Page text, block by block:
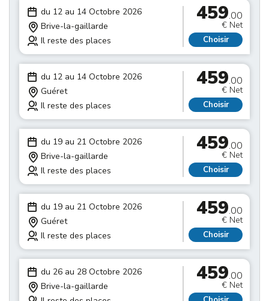
du 12 au 14 Octobre 2026
Brive-la-gaillarde
Il reste des places
459.00
€ Net
Choisir
du 12 au 14 Octobre 2026
Guéret
Il reste des places
459.00
€ Net
Choisir
du 19 au 21 Octobre 2026
Brive-la-gaillarde
Il reste des places
459.00
€ Net
Choisir
du 19 au 21 Octobre 2026
Guéret
Il reste des places
459.00
€ Net
Choisir
du 26 au 28 Octobre 2026
Brive-la-gaillarde
459.00
€ Net